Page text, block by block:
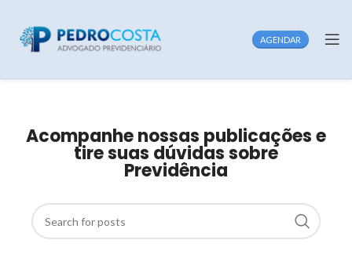
AGENDAR
Acompanhe nossas publicações e
tire suas dúvidas sobre
Previdência